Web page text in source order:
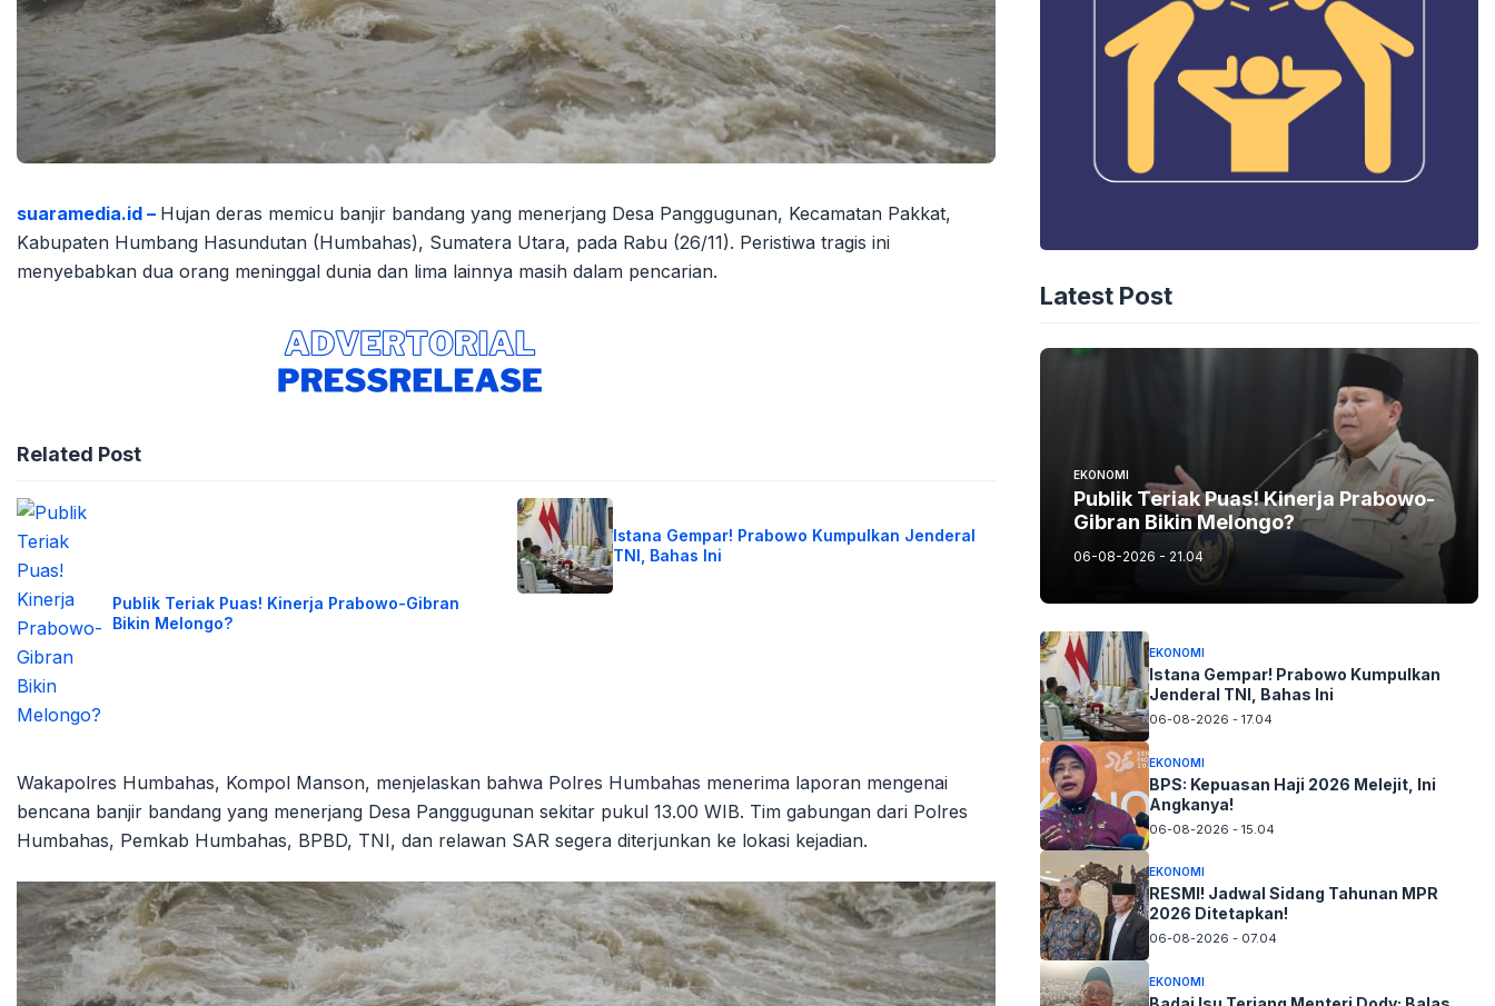
suaramedia.id – Hujan deras memicu banjir bandang yang menerjang Desa Panggugunan, Kecamatan Pakkat,
Kabupaten Humbang Hasundutan (Humbahas), Sumatera Utara, pada Rabu (26/11). Peristiwa tragis ini
menyebabkan dua orang meninggal dunia dan lima lainnya masih dalam pencarian.
Related Post
Publik Teriak Puas! Kinerja Prabowo-Gibran
Bikin Melongo?
Istana Gempar! Prabowo Kumpulkan Jenderal
TNI, Bahas Ini
Wakapolres Humbahas, Kompol Manson, menjelaskan bahwa Polres Humbahas menerima laporan mengenai
bencana banjir bandang yang menerjang Desa Panggugunan sekitar pukul 13.00 WIB. Tim gabungan dari Polres
Humbahas, Pemkab Humbahas, BPBD, TNI, dan relawan SAR segera diterjunkan ke lokasi kejadian.
Latest Post
EKONOMI
Publik Teriak Puas! Kinerja Prabowo-
Gibran Bikin Melongo?
06-08-2026 - 21.04
EKONOMI
Istana Gempar! Prabowo Kumpulkan
Jenderal TNI, Bahas Ini
06-08-2026 - 17.04
EKONOMI
BPS: Kepuasan Haji 2026 Melejit, Ini
Angkanya!
06-08-2026 - 15.04
EKONOMI
RESMI! Jadwal Sidang Tahunan MPR
2026 Ditetapkan!
06-08-2026 - 07.04
EKONOMI